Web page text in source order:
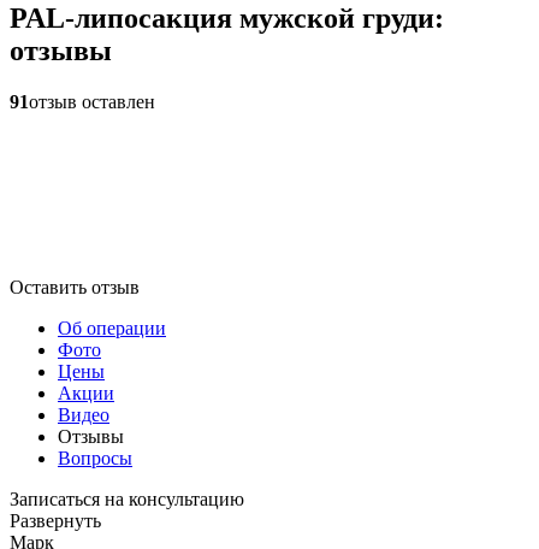
PAL-липосакция мужской груди:
отзывы
91отзыв оставлен
Оставить отзыв
Об операции
Фото
Цены
Акции
Видео
Отзывы
Вопросы
Записаться на консультацию
Развернуть
Марк